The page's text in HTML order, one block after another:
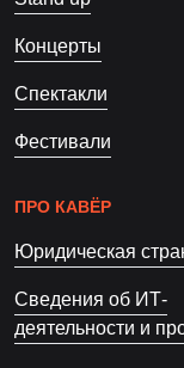
Концерты
Спектакли
Фестивали
ПРО КАВЁР
Юридическая
Сведения об ИТ-
деятельности и